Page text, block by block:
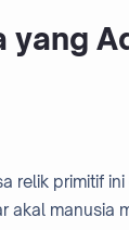
relik primitif
manusia